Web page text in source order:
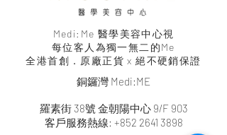
Medi:Me 醫學美容中心視
每位客人為獨一無二的Me
全港首創．原廠正貨 x 絕不硬銷保證
銅鑼灣 Medi:ME
羅素街 38號 金朝陽中心 9/F 903
客戶服務熱線: +852 2641 3898